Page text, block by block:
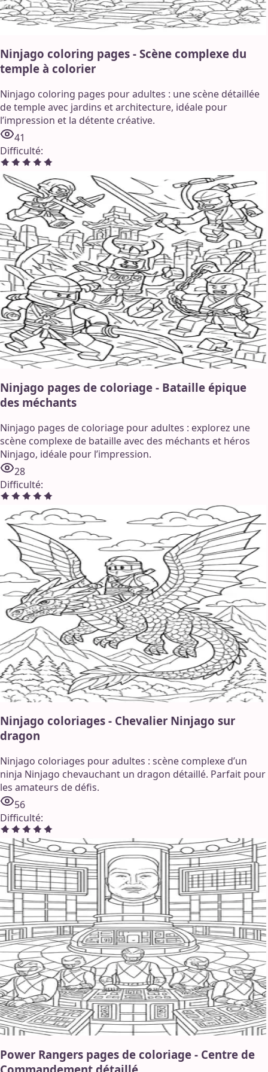
Ninjago coloring pages - Scène complexe du
temple à colorier
Ninjago coloring pages pour adultes : une scène détaillée
de temple avec jardins et architecture, idéale pour
l’impression et la détente créative.
41
Difficulté:
Ninjago pages de coloriage - Bataille épique
des méchants
Ninjago pages de coloriage pour adultes : explorez une
scène complexe de bataille avec des méchants et héros
Ninjago, idéale pour l’impression.
28
Difficulté:
Ninjago coloriages - Chevalier Ninjago sur
dragon
Ninjago coloriages pour adultes : scène complexe d’un
ninja Ninjago chevauchant un dragon détaillé. Parfait pour
les amateurs de défis.
56
Difficulté:
Power Rangers pages de coloriage - Centre de